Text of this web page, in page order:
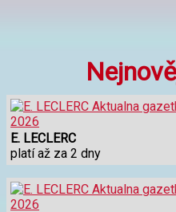
E. LECLERC
platí až za 2 dny